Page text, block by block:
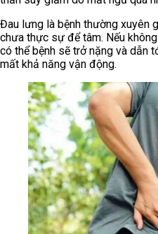
Đau lưng là bệnh thường xuyên
chưa thực sự để tâm. Nếu
có thể bệnh sẽ trở nặng và dẫn
mất khả năng vận động.